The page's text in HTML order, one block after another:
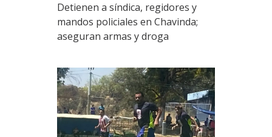
Detienen a síndica, regidores y
mandos policiales en Chavinda;
aseguran armas y droga